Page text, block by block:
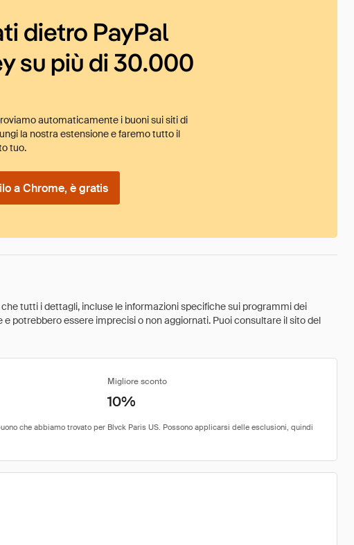
dietro PayPal
su più di 30.000
automaticamente i buoni sui siti di
la nostra estensione e faremo tutto il
tuo.
a Chrome, è gratis
tutti i dettagli, incluse le informazioni specifiche sui programmi dei
potrebbero essere imprecisi o non aggiornati. Puoi consultare il sito del
Migliore sconto
10%